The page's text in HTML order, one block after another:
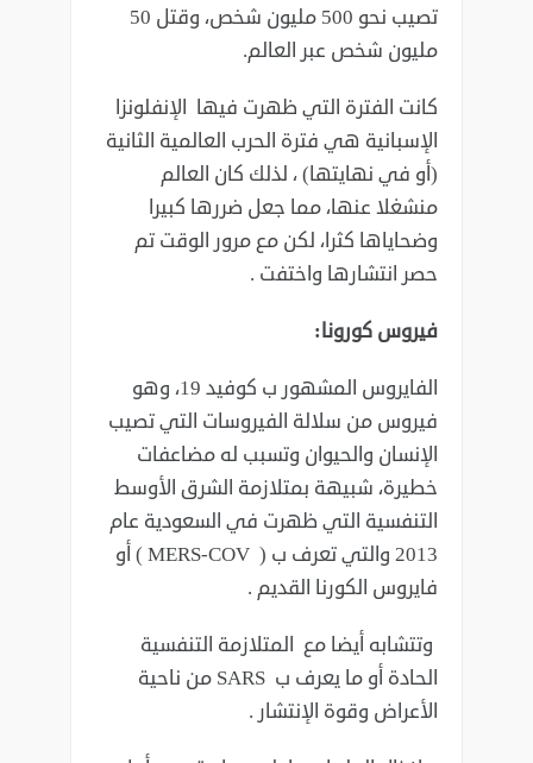
تصيب نحو 500 مليون شخص، وقتل ‏‏50
مليون شخص عبر العالم. ‏
كانت الفترة التي ظهرت فيها الإنفلونزا
الإسبانية هي فترة الحرب العالمية الثانية
(أو ‏في نهايتها) ، لذلك كان العالم
منشغلا عنها، مما جعل ضررها كبيرا
وضحاياها كثرا، ‏لكن مع مرور الوقت تم
حصر انتشارها واختفت .‏
فيروس كورونا:‏
الفايروس المشهور ب كوفيد 19، وهو
فيروس من سلالة الفيروسات التي تصيب
‏الإنسان والحيوان وتسبب له مضاعفات
خطيرة، شبيهة بمتلازمة الشرق الأوسط
‏التنفسية التي ظهرت في السعودية عام
2013 والتي تعرف ب ( ‏‎ ( MERS-COV ‎أو
‏فايروس الكورنا القديم .‏
‏ وتتشابه أيضا مع المتلازمة التنفسية
الحادة أو ما يعرف ب ‏SARS ‎‏ من ناحية
‏الأعراض وقوة الإنتشار .‏